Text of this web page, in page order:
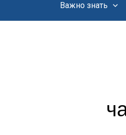
Важно знать